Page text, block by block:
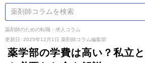
薬剤師のための転職・求人コラム
更新日: 2025年12月1日 薬剤師コラム編集部
薬学部の学費は高い？私立